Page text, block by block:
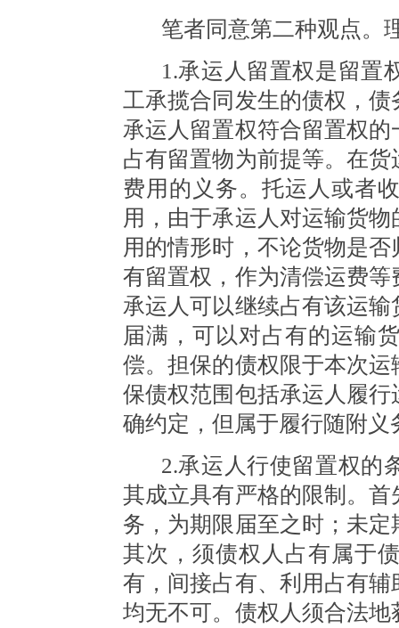
笔者同意第二种观点。
1.承运人留置权是留置
工承揽合同发生的债权，
承运人留置权符合留置权
占有留置物为前提等。在
费用的义务。托运人或者
用，由于承运人对运输货
用的情形时，不论货物是
有留置权，作为清偿运费
承运人可以继续占有该运
届满，可以对占有的运输
偿。担保的债权限于本次
保债权范围包括承运人履
确约定，但属于履行随附
2.承运人行使留置权的
其成立具有严格的限制。
务，为期限届至之时；未
其次，须债权人占有属于
有，间接占有、利用占有
均无不可。债权人须合法